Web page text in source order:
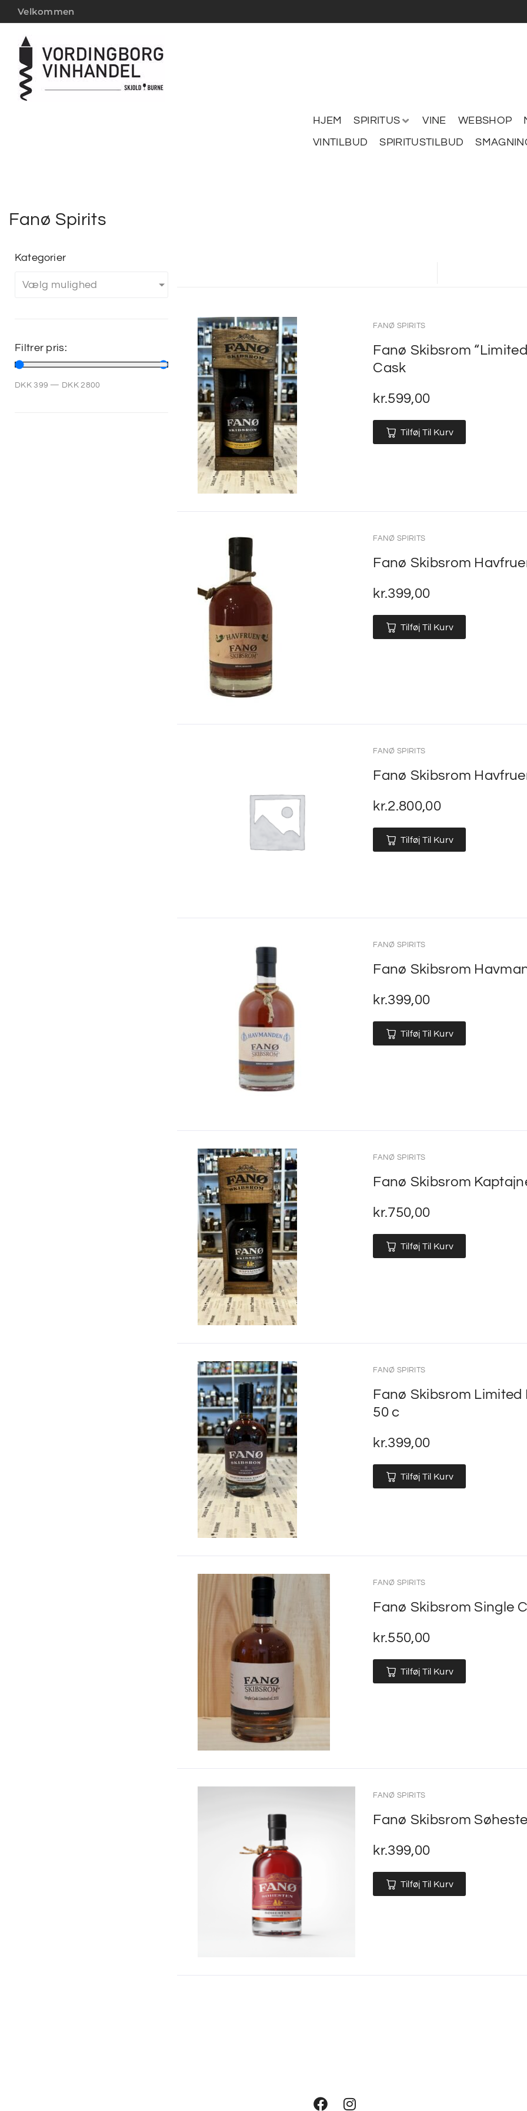
Velkommen
HJEM SPIRITUS VINE WEBSHOP
VINTILBUD
SPIRITUSTILBUD
Fanø Spirits
Kategorier
Vælg mulighed
Filtrer pris:
DKK 399 — DKK 2800
FANØ SPIRITS
Fanø Skibsrom
Cask
kr.599,00
Tilføj Til Kurv
FANØ SPIRITS
Fanø Skibsrom
kr.399,00
Tilføj Til Kurv
FANØ SPIRITS
Fanø Skibsrom
kr.2.800,00
Tilføj Til Kurv
FANØ SPIRITS
Fanø Skibsrom
kr.399,00
Tilføj Til Kurv
FANØ SPIRITS
Fanø Skibsrom
kr.750,00
Tilføj Til Kurv
FANØ SPIRITS
Fanø Skibsrom Limited
50 c
kr.399,00
Tilføj Til Kurv
FANØ SPIRITS
Fanø Skibsrom Single
kr.550,00
Tilføj Til Kurv
FANØ SPIRITS
Fanø Skibsrom
kr.399,00
Tilføj Til Kurv